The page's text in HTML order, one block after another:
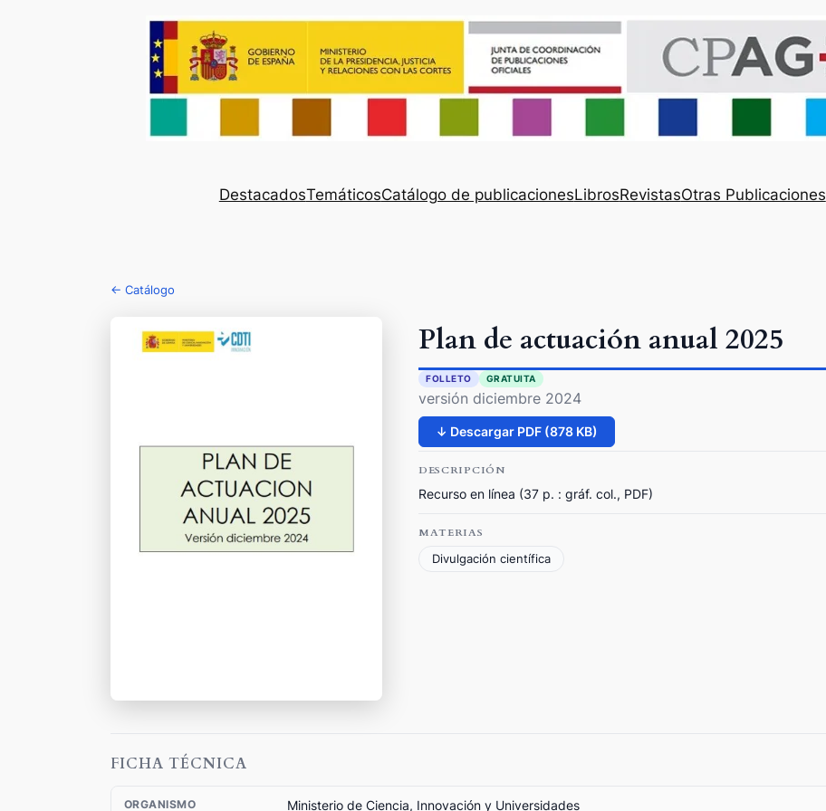
DestacadosTemáticosCatálogo de publicacionesLibrosRevistasOtras Publicaciones
← Catálogo
Plan de actuación anual 2025
FOLLETO GRATUITA
versión diciembre 2024
↓ Descargar PDF (878 KB)
DESCRIPCIÓN
Recurso en línea (37 p. : gráf. col., PDF)
MATERIAS
Divulgación científica
FICHA TÉCNICA
ORGANISMO Ministerio de Ciencia, Innovación y Universidades